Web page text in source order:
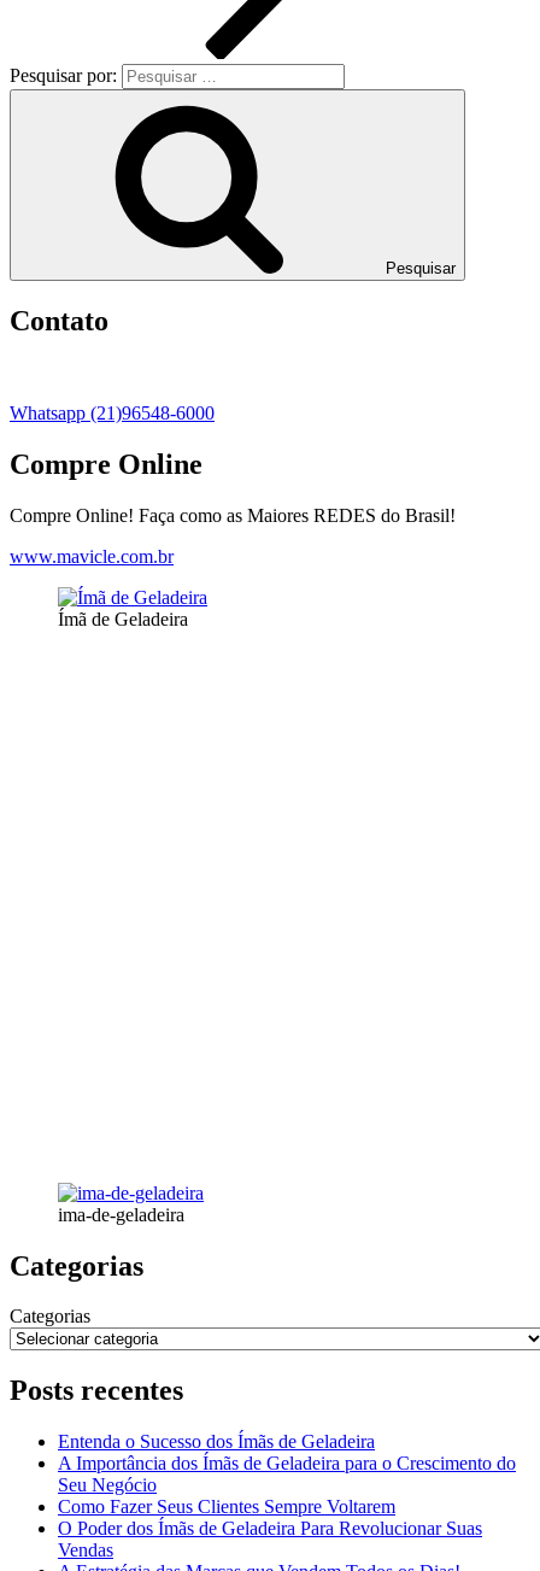
Pesquisar por:
Pesquisar
Contato
Whatsapp (21)96548-6000
Compre Online
Compre Online! Faça como as Maiores REDES do Brasil!
www.mavicle.com.br
Ímã de Geladeira
ima-de-geladeira
Categorias
Categorias
Posts recentes
Entenda o Sucesso dos Ímãs de Geladeira
A Importância dos Ímãs de Geladeira para o Crescimento do
Seu Negócio
Como Fazer Seus Clientes Sempre Voltarem
O Poder dos Ímãs de Geladeira Para Revolucionar Suas
Vendas